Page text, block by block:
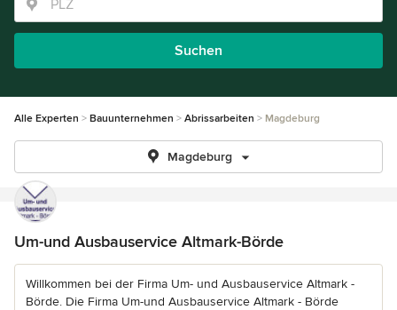
Suchen
Alle Experten Bauunternehmen Abrissarbeiten Magdeburg
Magdeburg
Um-und Ausbauservice Altmark-Börde
Willkommen bei der Firma Um- und Ausbauservice Altmark -
Börde. Die Firma Um-und Ausbauservice Altmark - Börde